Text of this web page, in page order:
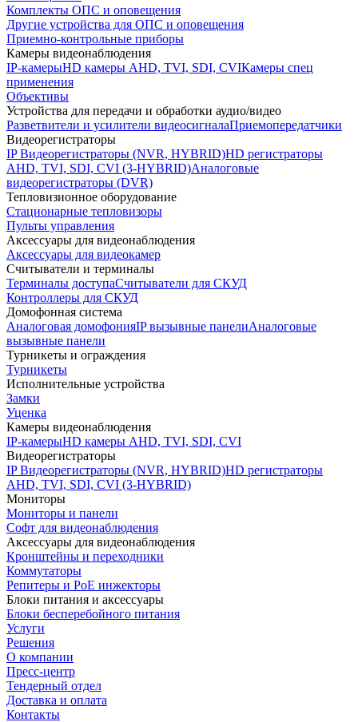
Комплекты ОПС и оповещения
Другие устройства для ОПС и оповещения
Приемно-контрольные приборы
Камеры видеонаблюдения
IP-камерыHD камеры AHD, TVI, SDI, CVIКамеры спец
применения
Объективы
Устройства для передачи и обработки аудио/видео
Разветвители и усилители видеосигналаПриемопередатчики
Видеорегистраторы
IP Видеорегистраторы (NVR, HYBRID)HD регистраторы
AHD, TVI, SDI, CVI (3-HYBRID)Аналоговые
видеорегистраторы (DVR)
Тепловизионное оборудование
Стационарные тепловизоры
Пульты управления
Аксессуары для видеонаблюдения
Аксессуары для видеокамер
Считыватели и терминалы
Терминалы доступаСчитыватели для СКУД
Контроллеры для СКУД
Домофонная система
Аналоговая домофонияIP вызывные панелиАналоговые
вызывные панели
Турникеты и ограждения
Турникеты
Исполнительные устройства
Замки
Уценка
Камеры видеонаблюдения
IP-камерыHD камеры AHD, TVI, SDI, CVI
Видеорегистраторы
IP Видеорегистраторы (NVR, HYBRID)HD регистраторы
AHD, TVI, SDI, CVI (3-HYBRID)
Мониторы
Мониторы и панели
Софт для видеонаблюдения
Аксессуары для видеонаблюдения
Кронштейны и переходники
Коммутаторы
Репитеры и PoE инжекторы
Блоки питания и аксессуары
Блоки бесперебойного питания
Услуги
Решения
О компании
Пресс-центр
Тендерный отдел
Доставка и оплата
Контакты